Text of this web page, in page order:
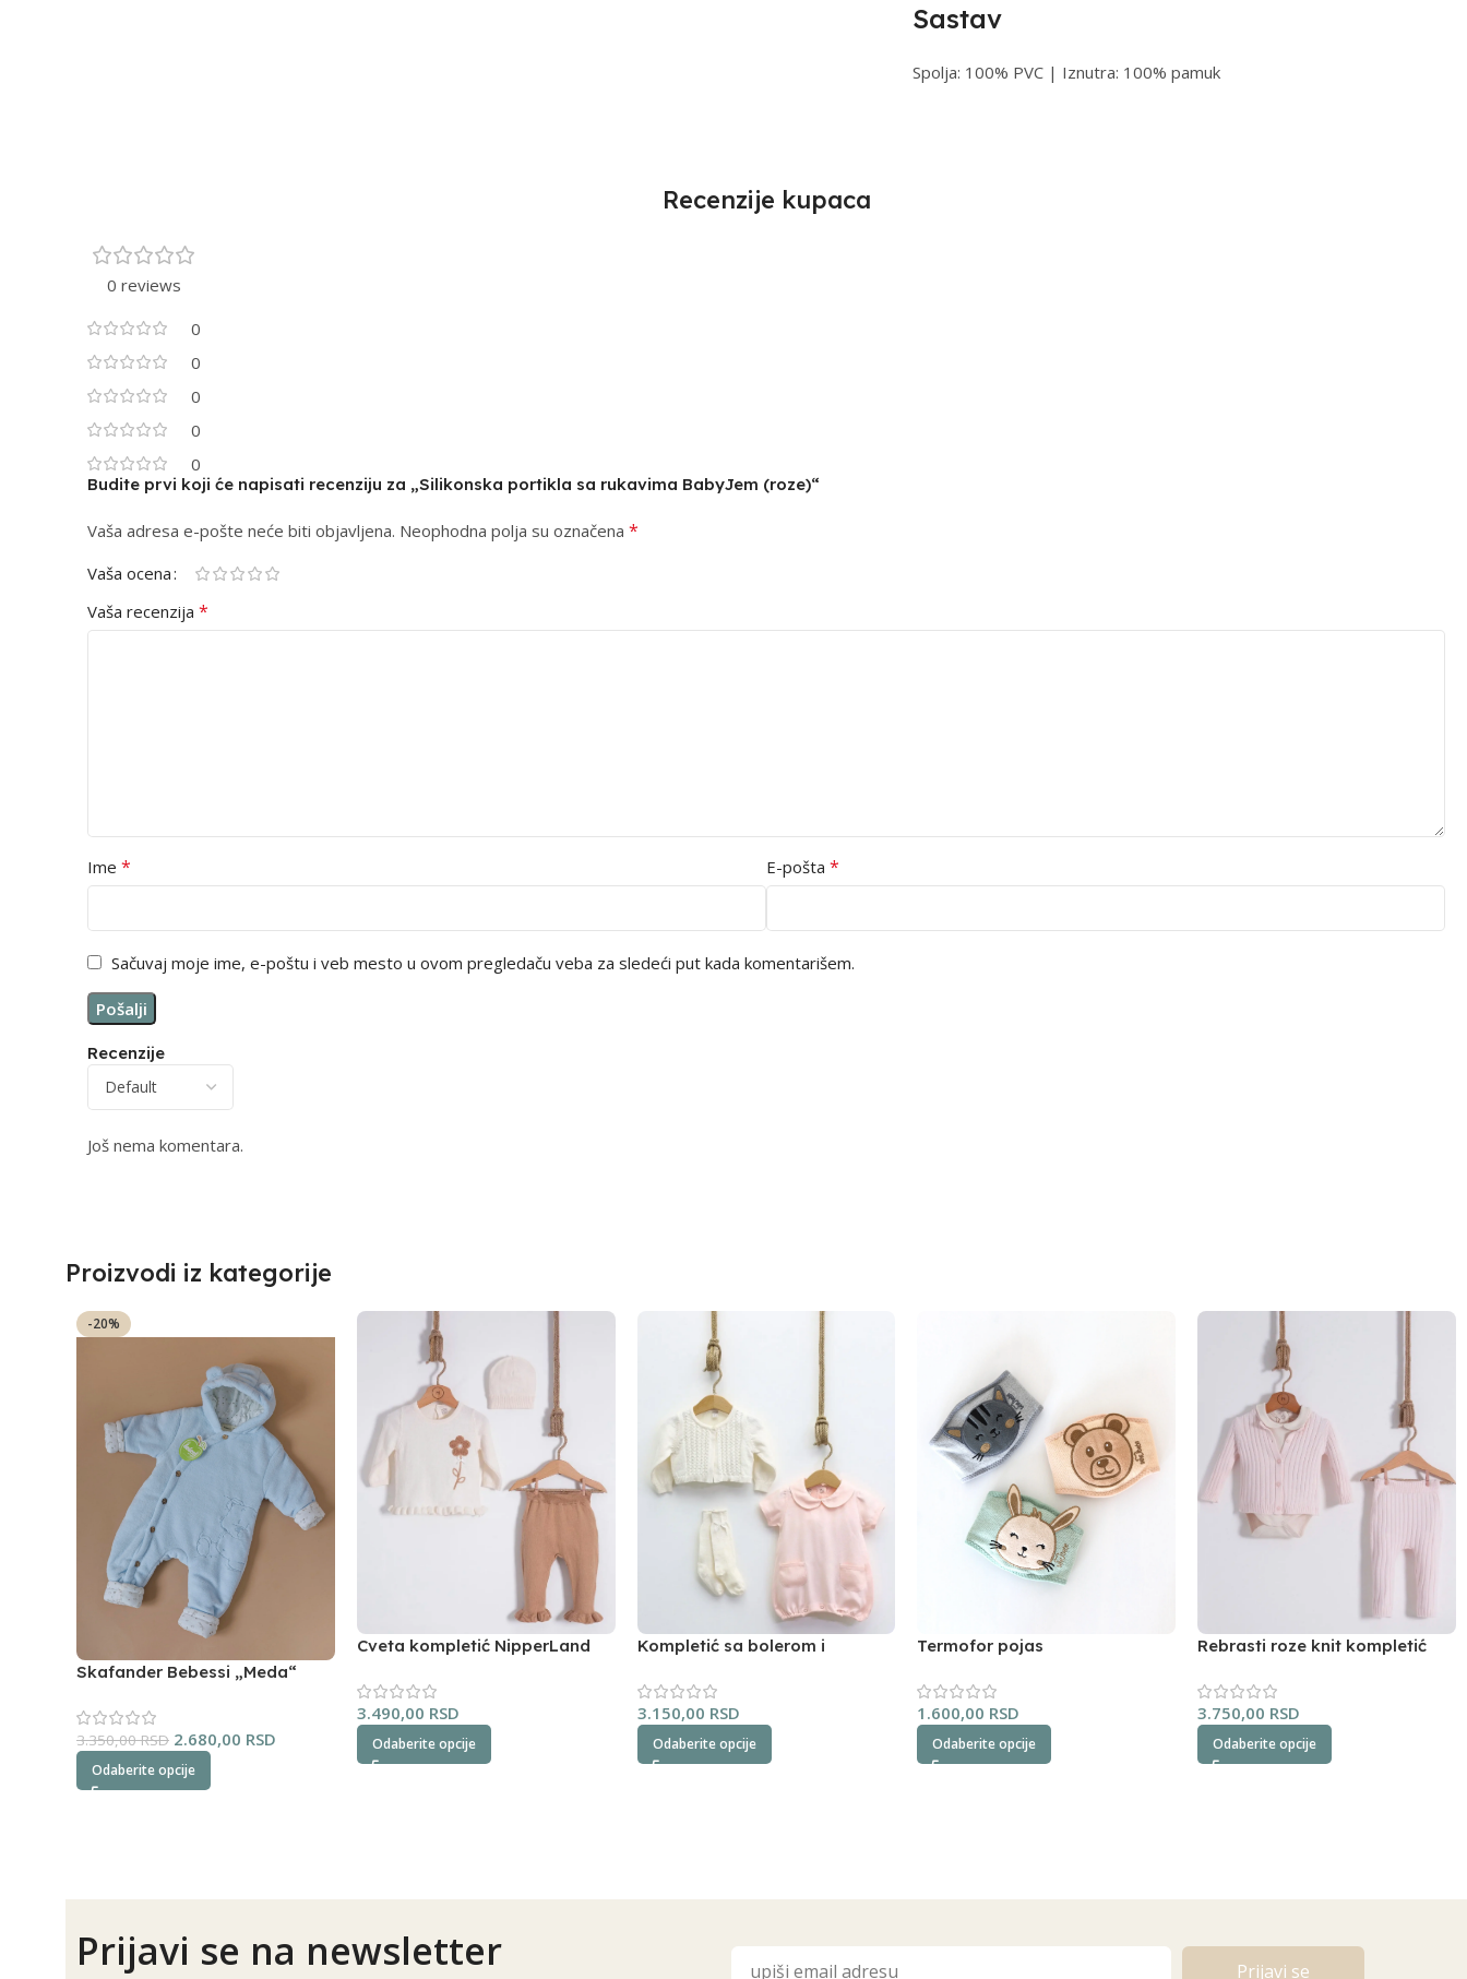
Sastav
Spolja: 100% PVC | Iznutra: 100% pamuk
Recenzije kupaca
0 reviews
0
0
0
0
0
Recenzije
Još nema komentara.
Budite prvi koji će napisati recenziju za „Silikonska portikla sa rukavima BabyJem (roze)“
Vaša adresa e-pošte neće biti objavljena. Neophodna polja su označena *
Vaša ocena
Vaša recenzija *
Ime * E-pošta *
Sačuvaj moje ime, e-poštu i veb mesto u ovom pregledaču veba za sledeći put kada komentarišem.
Alternative:
Proizvodi iz kategorije
-20%
Skafander Bebessi „Meda“
3.350,00RSD 2.680,00 RSD
Odaberite opcije
Cveta kompletić NipperLand
3.490,00 RSD
Odaberite opcije
Kompletić sa bolerom i
3.150,00 RSD
Odaberite opcije
Termofor pojas
1.600,00 RSD
Odaberite opcije
Rebrasti roze knit kompletić
3.750,00 RSD
Odaberite opcije
Prijavi se na newsletter Prijavi se